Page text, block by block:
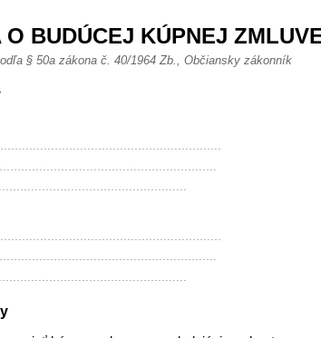
O BUDÚCEJ KÚPNEJ
§ 50a zákona č. 40/1964 Zb., Občiansky zákonník